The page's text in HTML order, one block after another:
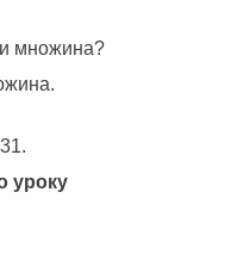
множина?
уроку